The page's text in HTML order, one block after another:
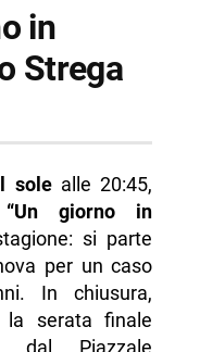
in
Strega
solealle 20:45,
“Un giorno in
si parte
per un caso
In chiusura,
serata finale
dal Piazzale